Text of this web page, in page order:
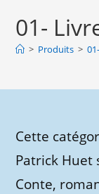
01-
> Produits >
Cette
Patrick
Conte,